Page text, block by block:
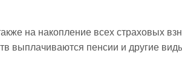
на накопление всех страховых
выплачиваются пенсии и другие